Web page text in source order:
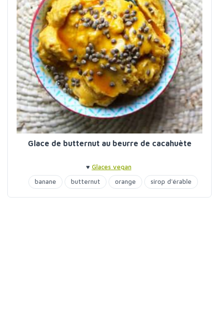
Glace de butternut au beurre de cacahuète
♥ Glaces vegan
banane
butternut orange sirop d'érable